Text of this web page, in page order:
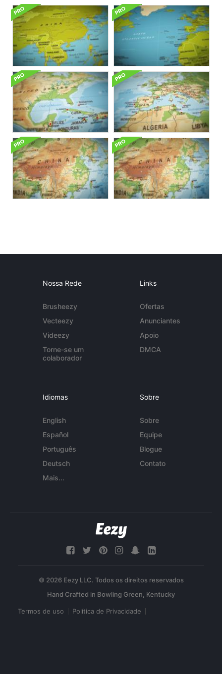
Nossa Rede
Brusheezy
Vecteezy
Videezy
Torne-se um
colaborador
Links
Ofertas
Anunciantes
Apoio
DMCA
Idiomas
English
Español
Português
Deutsch
Mais...
Sobre
Sobre
Equipe
Blogue
Contato
© 2026 Eezy LLC. Todos os direitos reservados
Termos de uso Política de Privacidade